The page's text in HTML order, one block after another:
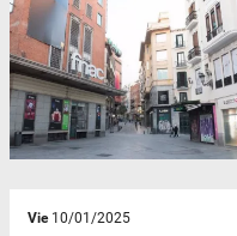
Vie10/01/2025